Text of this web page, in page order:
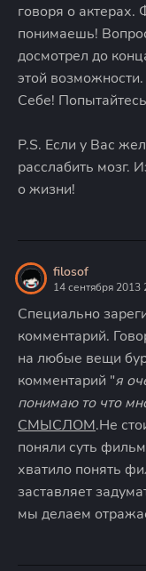
говоря о актерах.
понимаешь!
досмотрел до
этой
Себе!
P.S. Если у Вас
расслабить мозг.
о жизни!
filosof
14 сентября
Специально
комментарий.
на любые вещи
комментарий "я
понимаю то что
СМЫСЛОМ.Не
поняли суть
хватило понять
заставляет
мы делаем